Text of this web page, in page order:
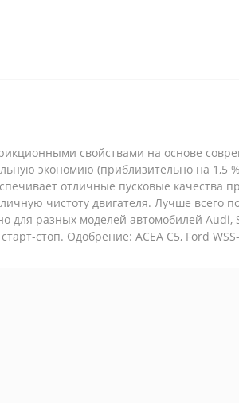
свойствами на основе
экономию (приблизительно на
отличные пусковые качества
чистоту двигателя. Лучше всего
для разных моделей автомобилей Audi,
стоп. Одобрение: ACEA C5, Ford